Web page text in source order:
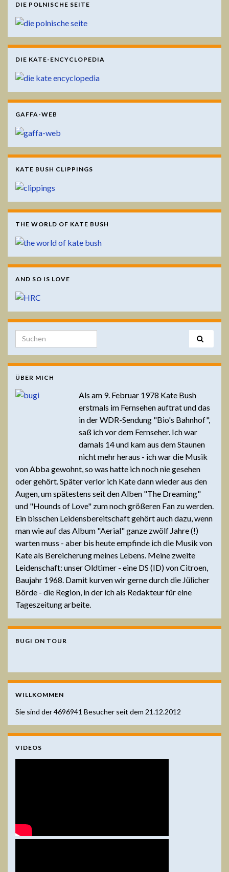
DIE POLNISCHE SEITE
DIE KATE-ENCYCLOPEDIA
GAFFA-WEB
KATE BUSH CLIPPINGS
THE WORLD OF KATE BUSH
AND SO IS LOVE
Search for:
ÜBER MICH
Als am 9. Februar 1978 Kate Bush
erstmals im Fernsehen auftrat und das
in der WDR-Sendung "Bio's Bahnhof",
saß ich vor dem Fernseher. Ich war
damals 14 und kam aus dem Staunen
nicht mehr heraus - ich war die Musik
von Abba gewohnt, so was hatte ich noch nie gesehen
oder gehört. Später verlor ich Kate dann wieder aus den
Augen, um spätestens seit den Alben "The Dreaming"
und "Hounds of Love" zum noch größeren Fan zu werden.
Ein bisschen Leidensbereitschaft gehört auch dazu, wenn
man wie auf das Album "Aerial" ganze zwölf Jahre (!)
warten muss - aber bis heute empfinde ich die Musik von
Kate als Bereicherung meines Lebens. Meine zweite
Leidenschaft: unser Oldtimer - eine DS (ID) von Citroen,
Baujahr 1968. Damit kurven wir gerne durch die Jülicher
Börde - die Region, in der ich als Redakteur für eine
Tageszeitung arbeite.
BUGI ON TOUR
WILLKOMMEN
Sie sind der4696941 Besucher seit dem 21.12.2012
VIDEOS